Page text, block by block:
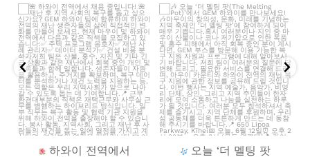
하와이 전역에서 채용 중!
재난 후 지역 사회의 복구를 돕고...
158 0
하와이 전역에서
오늘 ‘더 멜팅 팟(The Melting
Pot)’에서 GEM 하와이를 만나보세
요! ...
159 0
오늘 ‘더 멜팅 팟